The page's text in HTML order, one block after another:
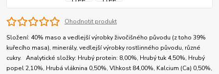
Ohodnotit produkt
Složení: 40% maso a vedlejší výrobky živočišného původu (z toho 39%
kuřecího masa), minerály, vedlejší výrobky rostlinného původu, různé
cukry. Analytické složky: Hrubý protein: 8,00%, Hrubý tuk 4,50%, Hrubý
popel 2,10%, Hrubá vláknina 0,50%, Vlhkost 84,00%, Kalcium (Ca) 0,50%,